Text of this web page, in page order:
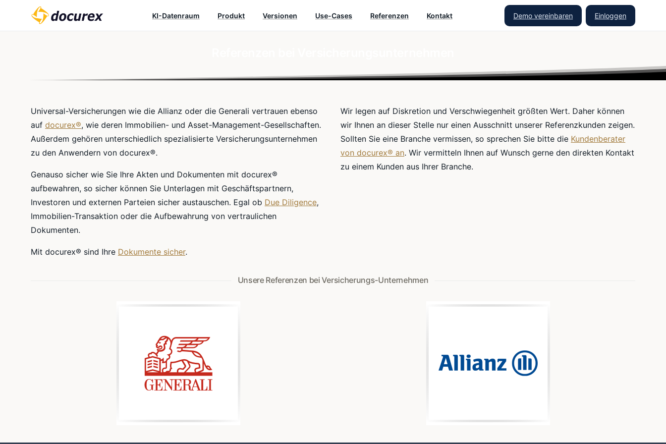
KI-Datenraum Produkt Versionen Use-Cases Referenzen Kontakt Demo vereinbaren Einloggen
Universal-Versicherungen wie die Allianz oder die Generali vertrauen ebenso
auf docurex®, wie deren Immobilien- und Asset-Management-Gesellschaften.
Außerdem gehören unterschiedlich spezialisierte Versicherungsunternehmen
zu den Anwendern von docurex®.
Genauso sicher wie Sie Ihre Akten und Dokumenten mit docurex®
aufbewahren, so sicher können Sie Unterlagen mit Geschäftspartnern,
Investoren und externen Parteien sicher austauschen. Egal ob Due Diligence,
Immobilien-Transaktion oder die Aufbewahrung von vertraulichen
Dokumenten.
Mit docurex® sind Ihre Dokumente sicher.
Wir legen auf Diskretion und Verschwiegenheit größten Wert. Daher können
wir Ihnen an dieser Stelle nur einen Ausschnitt unserer Referenzkunden zeigen.
Sollten Sie eine Branche vermissen, so sprechen Sie bitte die Kundenberater
von docurex® an. Wir vermitteln Ihnen auf Wunsch gerne den direkten Kontakt
zu einem Kunden aus Ihrer Branche.
Unsere Referenzen bei Versicherungs-Unternehmen